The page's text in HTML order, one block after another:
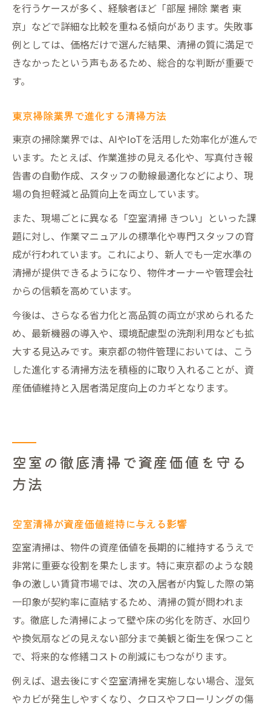
を行うケースが多く、経験者ほど「部屋 掃除 業者 東
京」などで詳細な比較を重ねる傾向があります。失敗事
例としては、価格だけで選んだ結果、清掃の質に満足で
きなかったという声もあるため、総合的な判断が重要で
す。
東京掃除業界で進化する清掃方法
東京の掃除業界では、AIやIoTを活用した効率化が進んで
います。たとえば、作業進捗の見える化や、写真付き報
告書の自動作成、スタッフの動線最適化などにより、現
場の負担軽減と品質向上を両立しています。
また、現場ごとに異なる「空室清掃 きつい」といった課
題に対し、作業マニュアルの標準化や専門スタッフの育
成が行われています。これにより、新人でも一定水準の
清掃が提供できるようになり、物件オーナーや管理会社
からの信頼を高めています。
今後は、さらなる省力化と高品質の両立が求められるた
め、最新機器の導入や、環境配慮型の洗剤利用なども拡
大する見込みです。東京都の物件管理においては、こう
した進化する清掃方法を積極的に取り入れることが、資
産価値維持と入居者満足度向上のカギとなります。
空室の徹底清掃で資産価値を守る
方法
空室清掃が資産価値維持に与える影響
空室清掃は、物件の資産価値を長期的に維持するうえで
非常に重要な役割を果たします。特に東京都のような競
争の激しい賃貸市場では、次の入居者が内覧した際の第
一印象が契約率に直結するため、清掃の質が問われま
す。徹底した清掃によって壁や床の劣化を防ぎ、水回り
や換気扇などの見えない部分まで美観と衛生を保つこと
で、将来的な修繕コストの削減にもつながります。
例えば、退去後にすぐ空室清掃を実施しない場合、湿気
やカビが発生しやすくなり、クロスやフローリングの傷